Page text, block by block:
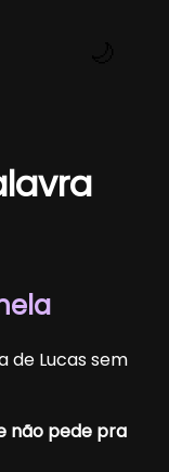
de Lucas sem
não pede pra